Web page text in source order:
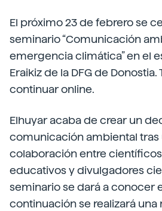
El próximo 23 de febrero se
seminario “Comunicación
emergencia climática” en el
Eraikiz de la DFG de
continuar online.
Elhuyar acaba de crear un
comunicación ambiental tras
colaboración entre
educativos y divulgadores
seminario se dará a conocer
continuación se realizará